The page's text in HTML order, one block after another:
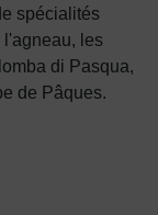
spécialités
les
di Pasqua,
de Pâques.